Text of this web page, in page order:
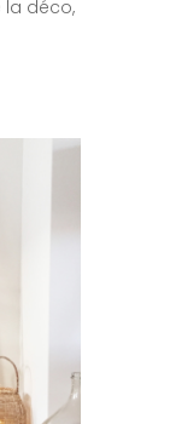
la déco,